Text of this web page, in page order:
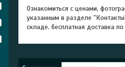
Ознакомиться с ценами,
указанным в разделе
складе, бесплатная доставка